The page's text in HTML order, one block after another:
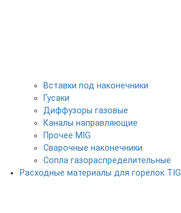
Вставки под наконечники
Гусаки
Диффузоры газовые
Каналы направляющие
Прочее MIG
Сварочные наконечники
Сопла газораспределительные
Расходные материалы для горелок TIG